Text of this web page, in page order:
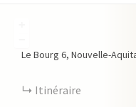
Le Bourg 6 Nouvelle-
Itinéraire